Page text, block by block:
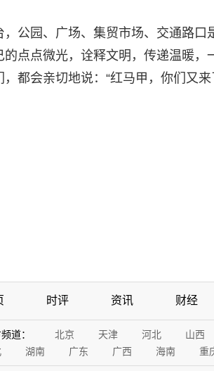
公园、广场、集贸市场、交通路
点点微光，诠释文明，传递温暖
都会亲切地说：“红马甲，你们又
时评 资讯 财经
道： 北京 天津 河北 山西
湖南 广东 广西 海南 重